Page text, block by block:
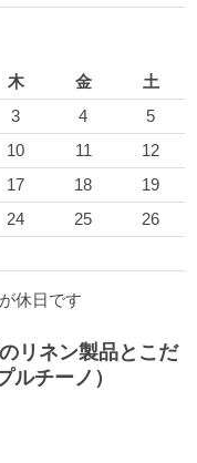
木 金
土
3 4
5
10 11
12
17 18
19
24 25
26
休日です
リネン製品とこだ
ルチーノ）